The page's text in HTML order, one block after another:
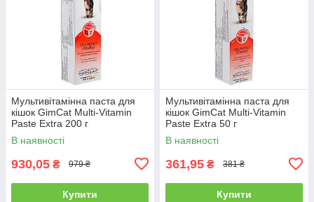
Мультивітамінна паста для
кішок GimCat Multi-Vitamin
Paste Extra 200 г
В наявності
930,05 ₴ 979 ₴
Купити
Мультивітамінна паста для
кішок GimCat Multi-Vitamin
Paste Extra 50 г
В наявності
361,95 ₴ 381 ₴
Купити